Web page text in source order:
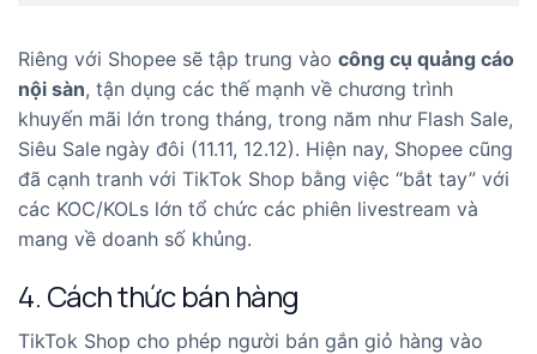
Riêng với Shopee sẽ tập trung vào công cụ quảng cáo
nội sàn, tận dụng các thế mạnh về chương trình
khuyến mãi lớn trong tháng, trong năm như Flash Sale,
Siêu Sale ngày đôi (11.11, 12.12). Hiện nay, Shopee cũng
đã cạnh tranh với TikTok Shop bằng việc “bắt tay” với
các KOC/KOLs lớn tổ chức các phiên livestream và
mang về doanh số khủng.
4. Cách thức bán hàng
TikTok Shop cho phép người bán gắn giỏ hàng vào